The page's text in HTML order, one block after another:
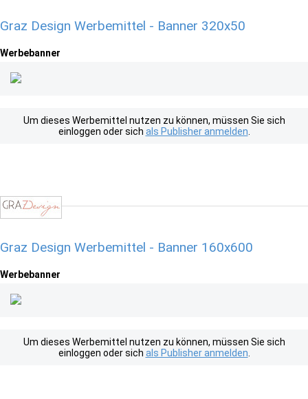
Graz Design Werbemittel - Banner 320x50
Werbebanner
Um dieses Werbemittel nutzen zu können, müssen Sie sich
einloggen oder sich als Publisher anmelden
Graz Design Werbemittel - Banner 160x600
Werbebanner
Um dieses Werbemittel nutzen zu können, müssen Sie sich
einloggen oder sich als Publisher anmelden